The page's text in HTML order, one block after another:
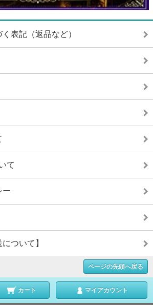
表記（返品など）
て
ー
ついて】
ページの先頭へ戻る
カート マイアカウント